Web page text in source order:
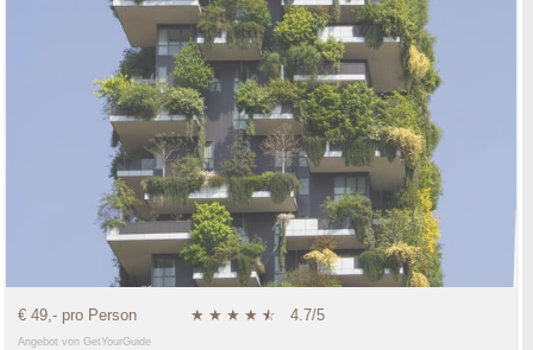
€ 49,- pro Person ★ ★ ★ ★ ★
☆ 4.7/5
Angebot von GetYourGuide